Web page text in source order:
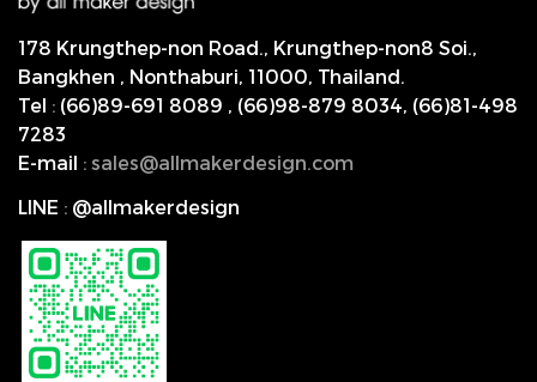
178 Krungthep-non Road., Krungthep-non8 Soi.,
Bangkhen , Nonthaburi, 11000, Thailand.
Tel : (66)89-691 8089 , (66)98-879 8034, (66)81-498
7283
E-mail : sales@allmakerdesign.com
LINE : @allmakerdesign